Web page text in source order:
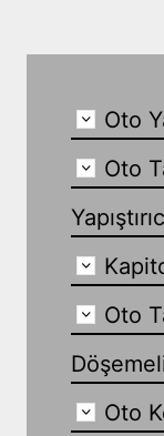
Oto
Oto
Oto
Oto